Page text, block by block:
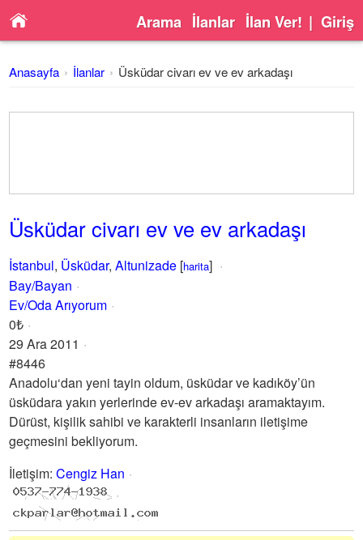
Arama İlanlar İlan Ver! | Giriş
Anasayfa İlanlar Üsküdar civarı ev ve ev arkadaşı
Üsküdar civarı ev ve ev arkadaşı
İstanbul, Üsküdar,Altunizade [harita]
Bay/Bayan
Ev/Oda Arıyorum
0₺
29 Ara 2011
#8446
Anadolu‘dan yeni tayin oldum, üsküdar ve kadıköy’ün
üsküdara yakın yerlerinde ev-ev arkadaşı aramaktayım.
Dürüst, kişilik sahibi ve karakterli insanların iletişime
geçmesini bekliyorum.
İletişim:Cengiz Han